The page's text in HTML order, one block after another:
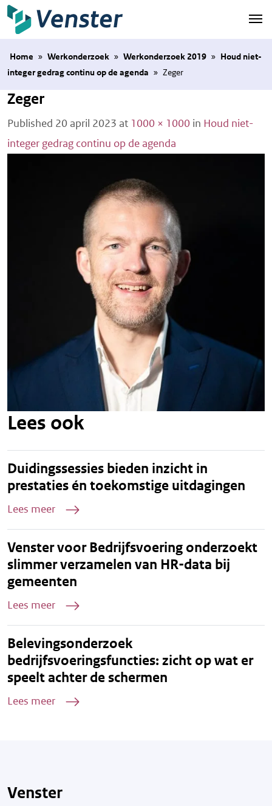
Naar hoofdinhoud
Home » Werkonderzoek » Werkonderzoek 2019 » Houd niet-
integer gedrag continu op de agenda » Zeger
Zeger
Published 20 april 2023 at 1000 × 1000 in Houd niet-
integer gedrag continu op de agenda
Lees ook
Duidingssessies bieden inzicht in
prestaties én toekomstige uitdagingen
Lees meer
Venster voor Bedrijfsvoering onderzoekt
slimmer verzamelen van HR-data bij
gemeenten
Lees meer
Belevingsonderzoek
bedrijfsvoeringsfuncties: zicht op wat er
speelt achter de schermen
Lees meer
Venster